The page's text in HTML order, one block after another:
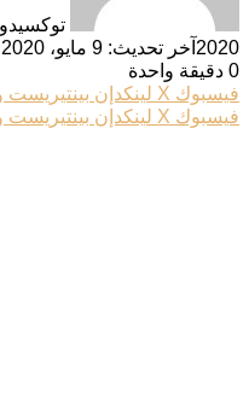
توكسيدو
2020 آخر تحديث: 9 مايو، 2020
0 دقيقة واحدة
فيسبوك ‫X لينكدإن بينتيريست
فيسبوك ‫X لينكدإن بينتيريست